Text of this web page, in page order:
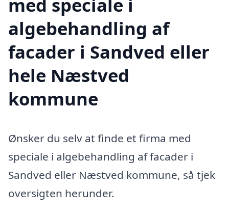
algebehandling af
facader i Sandved eller
hele Næstved
kommune
Ønsker du selv at finde et firma med
speciale i algebehandling af facader i
Sandved eller Næstved kommune, så tjek
oversigten herunder.